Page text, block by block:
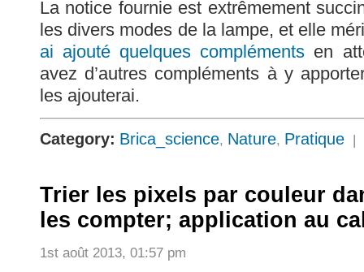
La notice fournie est extrêmement
les divers modes de la lampe, et elle
ai ajouté quelques compléments en
avez d’autres compléments à y
les ajouterai.
Category: Brica_science, Nature, Pratique |
Trier les pixels par couleur
les compter; application au
1st août 2013, 01:57 pm